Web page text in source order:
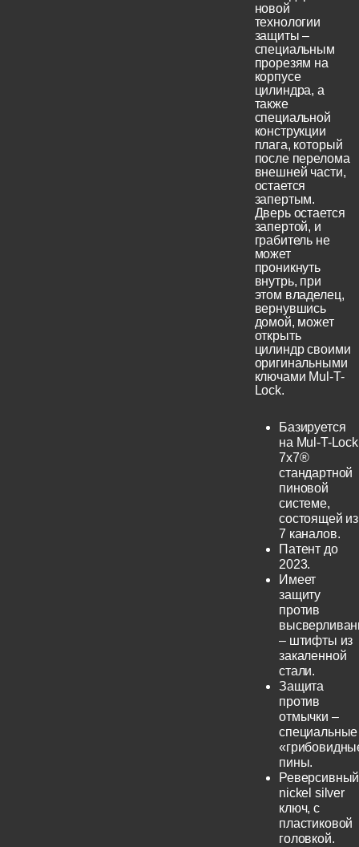
новой
технологии
защиты –
специальным
прорезям на
корпусе
цилиндра, а
также
специальной
конструкции
плага, который
после перелома
внешней части,
остается
запертым.
Дверь остается
запертой, и
грабитель не
может
проникнуть
внутрь, при
этом владелец,
вернувшись
домой, может
открыть
цилиндр своими
оригинальными
ключами Mul-T-
Lock.
Базируется
на Mul-T-Lock
7x7®
стандартной
пиновой
системе,
состоящей из
7 каналов.
Патент до
2023.
Имеет
защиту
против
– штифты из
закаленной
стали.
Защита
против
отмычки –
специальные
пины.
Реверсивный
nickel silver
ключ, с
пластиковой
головкой.